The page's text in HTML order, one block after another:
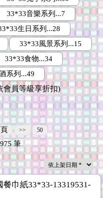
33*33音樂系列...7
生日系列...28
33*33風景系列...15
33*33食物...34
系列...49
會員等級享折扣)
>> 50
筆
餐巾紙33*33-13319531-